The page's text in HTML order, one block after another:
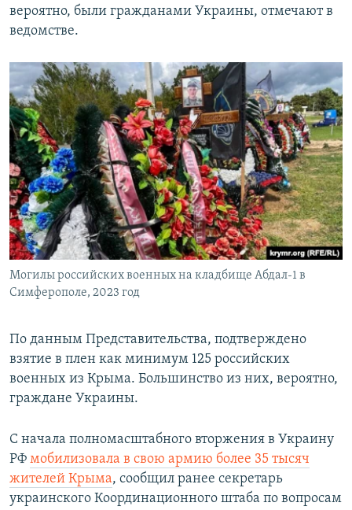
вероятно, были гражданами Украины, отмечают в
ведомстве.
Могилы российских военных на кладбище Абдал-1 в
Симферополе, 2023 год
По данным Представительства, подтверждено
взятие в плен как минимум 125 российских
военных из Крыма. Большинство из них, вероятно,
граждане Украины.
С начала полномасштабного вторжения в Украину
РФ мобилизовала в свою армию более 35 тысяч
жителей Крыма, сообщил ранее секретарь
украинского Координационного штаба по вопросам